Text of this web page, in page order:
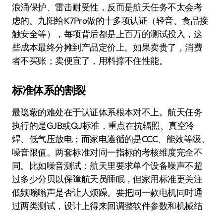
浪涌保护、雷击耐受性，反而是航天任务不太会考
虑的。九阳给K7Pro做的十多项认证（轻音、食品接
触安全等），每项背后都是上百万的测试投入，这
些成本最终分摊到产品定价上。如果卖贵了，消费
者不买账；卖便宜了，用料撑不住性能。
标准体系的割裂
最隐蔽的难处在于认证体系根本对不上。航天任务
执行的是GJB或QJ标准，重点在抗辐照、真空冷
焊、低气压放电；而家电遵循的是CCC、能效等级、
噪音限值。两套标准对同一指标的考核维度完全不
同。比如噪音测试：航天里要求单个设备噪声不超
过多少分贝以保障航天员睡眠，但家用标准更关注
低频嗡嗡声是否让人烦躁。要把同一款电机同时通
过两类测试，设计上得来回调整软件参数和机械结